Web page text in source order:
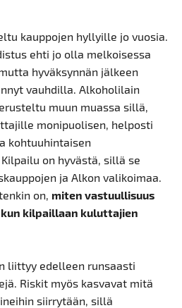
kauppojen hyllyille jo vuosia.
ehti jo olla melkoisessa
hyväksynnän jälkeen
vauhdilla. Alkoholilain
muun muassa sillä,
monipuolisen, helposti
kohtuuhintaisen
on hyvästä, sillä se
ja Alkon valikoimaa.
on, miten vastuullisuus
kun kilpaillaan kuluttajien
liittyy edelleen runsaasti
Riskit myös kasvavat mitä
siirrytään, sillä